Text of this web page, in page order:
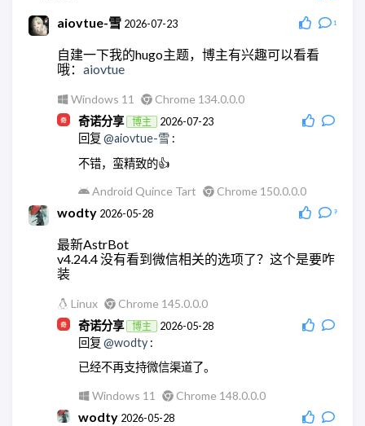
aiovtue-雪 2026-07-23 1
自建一下我的hugo主题，博主有兴趣可以看看
哦： aiovtue
Windows 11
Chrome 134.0.0.0
奇诺分享
博主 2026-07-23
回复 @aiovtue-雪 :
不错，蛮精致的👍
Android Quince Tart Chrome 150.0.0.0
wodty 2026-05-28 9
最新AstrBot
v4.24.4 没有看到微信相关的选项了？这个是要咋
装
Linux
Chrome 145.0.0.0
奇诺分享
博主 2026-05-28
回复 @wodty :
已经不再支持微信渠道了。
Windows 11 Chrome 148.0.0.0
wodty 2026-05-28